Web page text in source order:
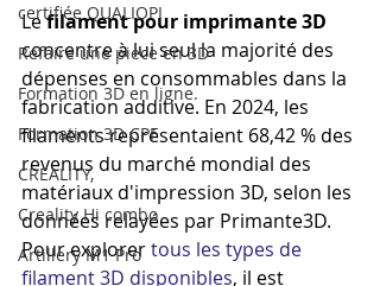
certifiée QUALIOPI
Refaire une piece en 3D
Formation 3D en ligne.
Formation 3D CPF
CREALITY,
Creality Hi combo
Artillery M1 Pro
Le filament pour imprimante 3D
concentre à lui seul la majorité des
dépenses en consommables dans la
fabrication additive. En 2024, les
filaments représentaient 68,42 % des
revenus du marché mondial des
matériaux d'impression 3D, selon les
données relayées par Primante3D.
Pour explorer tous les types de
filament 3D disponibles, il est